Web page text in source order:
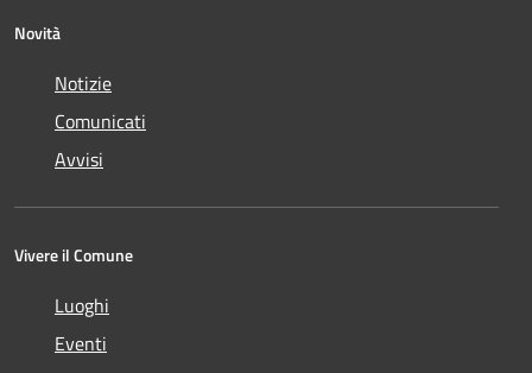
Novità
Notizie
Comunicati
Avvisi
Vivere il Comune
Luoghi
Eventi